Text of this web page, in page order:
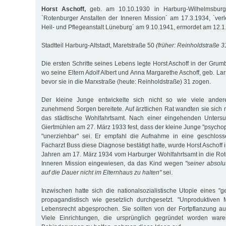
Horst Aschoff, geb. am 10.10.1930 in Harburg-
`Rotenburger Anstalten der Inneren Mission´ am 17.3.1934,
Heil- und Pflegeanstalt Lüneburg´ am 9.10.1941, ermordet am
Stadtteil Harburg-Altstadt, Maretstraße 50 (früher: Reinholdstraße
Die ersten Schritte seines Lebens legte Horst Aschoff in der
wo seine Eltern Adolf Albert und Anna Margarethe Aschoff, geb.
bevor sie in die Marxstraße (heute: Reinholdstraße) 31 zogen.
Der kleine Junge entwickelte sich nicht so wie viele
zunehmend Sorgen bereitete. Auf ärztlichen Rat wandten sie sich
das städtische Wohlfahrtsamt. Nach einer eingehenden
Giertmühlen am 27. März 1933 fest, dass der kleine Junge
"unerziehbar" sei. Er empfahl die Aufnahme in eine
Facharzt Buss diese Diagnose bestätigt hatte, wurde Horst Aschoff
Jahren am 17. März 1934 vom Harburger Wohlfahrtsamt in die
Inneren Mission eingewiesen, da das Kind wegen "seiner
auf die Dauer nicht im Elternhaus zu halten"sei.
Inzwischen hatte sich die nationalsozialistische Utopie eines
propagandistisch wie gesetzlich durchgesetzt. "Unproduktiven
Lebensrecht abgesprochen. Sie sollten von der Fortpflanzung
Viele Einrichtungen, die ursprünglich gegründet worden